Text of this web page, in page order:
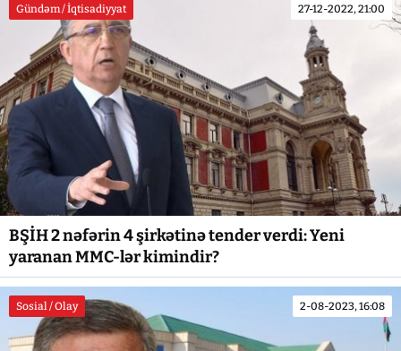
Gündəm / İqtisadiyyat 27-12-2022, 21:00
BŞİH 2 nəfərin 4 şirkətinə tender verdi: Yeni
yaranan MMC-lər kimindir?
Sosial / Olay 2-08-2023, 16:08